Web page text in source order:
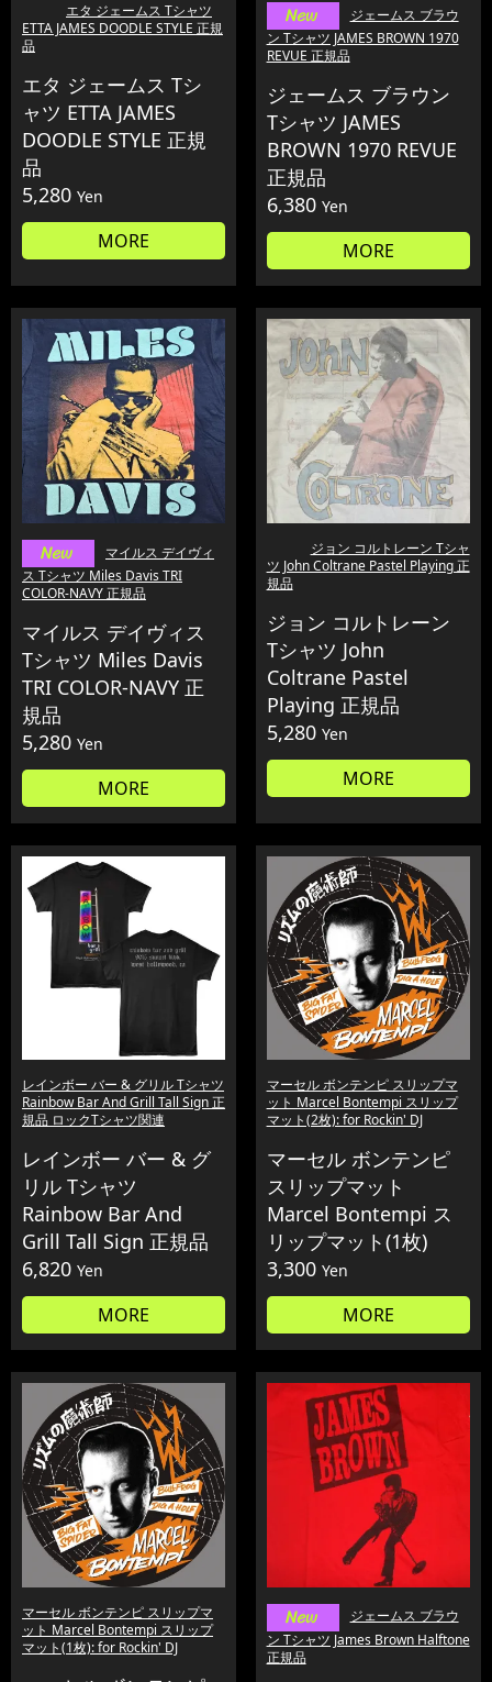
エタ ジェームス Tシャツ
ETTA JAMES DOODLE STYLE 正規
品
エタ ジェームス Tシ
ャツ ETTA JAMES
DOODLE STYLE 正規
品
5,280 Yen
MORE
ジェームス ブラウ
ン Tシャツ JAMES BROWN 1970
REVUE 正規品
ジェームス ブラウン
Tシャツ JAMES
BROWN 1970 REVUE
正規品
6,380 Yen
MORE
マイルス デイヴィ
ス Tシャツ Miles Davis TRI
COLOR-NAVY 正規品
マイルス デイヴィス
Tシャツ Miles Davis
TRI COLOR-NAVY 正
規品
5,280 Yen
MORE
ジョン コルトレーン Tシャ
ツ John Coltrane Pastel Playing 正
規品
ジョン コルトレーン
Tシャツ John
Coltrane Pastel
Playing 正規品
5,280 Yen
MORE
レインボー バー & グリル Tシャツ
Rainbow Bar And Grill Tall Sign 正
規品 ロックTシャツ関連
レインボー バー & グ
リル Tシャツ
Rainbow Bar And
Grill Tall Sign 正規品
6,820 Yen
MORE
マーセル ボンテンピ スリップマ
ット Marcel Bontempi スリップ
マット(2枚): for Rockin' DJ
マーセル ボンテンピ
スリップマット
Marcel Bontempi ス
リップマット(1枚)
3,300 Yen
MORE
マーセル ボンテンピ スリップマ
ット Marcel Bontempi スリップ
マット(1枚): for Rockin' DJ
ジェームス ブラウ
ン Tシャツ James Brown Halftone
正規品